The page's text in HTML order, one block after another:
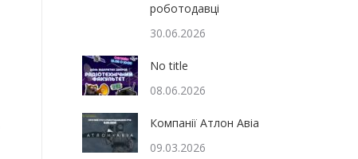
роботодавці
30.06.2026
No title
08.06.2026
Компанії Атлон Авіа
09.03.2026